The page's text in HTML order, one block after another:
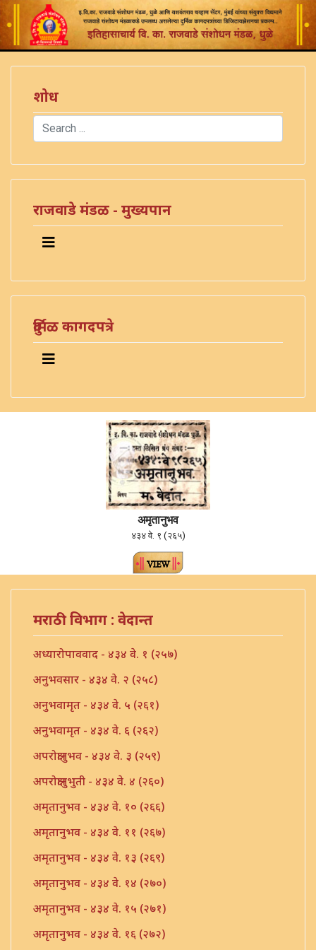
शोध
Search
राजवाडे मंडळ - मुख्यपान
दुर्मिळ कागदपत्रे
अमृतानुभव
४३४ वे. ९ (२६५)
मराठी विभाग : वेदान्त
अध्यारोपाववाद - ४३४ वे. १ (२५७)
अनुभवसार - ४३४ वे. २ (२५८)
अनुभवामृत - ४३४ वे. ५ (२६१)
अनुभवामृत - ४३४ वे. ६ (२६२)
अपरोक्षानुभव - ४३४ वे. ३ (२५९)
अपरोक्षानुभुती - ४३४ वे. ४ (२६०)
अमृतानुभव - ४३४ वे. १० (२६६)
अमृतानुभव - ४३४ वे. ११ (२६७)
अमृतानुभव - ४३४ वे. १३ (२६९)
अमृतानुभव - ४३४ वे. १४ (२७०)
अमृतानुभव - ४३४ वे. १५ (२७१)
अमृतानुभव - ४३४ वे. १६ (२७२)